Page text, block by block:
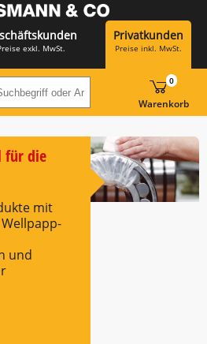
exkl. MwSt.
Privatkunden
Preise inkl. MwSt.
Suchbegriff oder Artikelnummer
Warenkorb
0
für die
mit
und